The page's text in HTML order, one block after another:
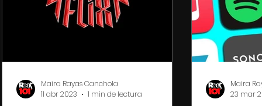
Maira Rayas Canchola
11 abr 2023
1 min de lectura
Maira
23 mar